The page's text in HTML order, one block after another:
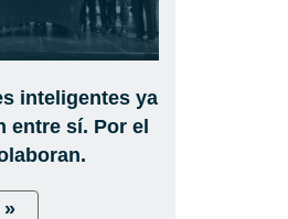
inteligentes ya
entre sí. Por el
»